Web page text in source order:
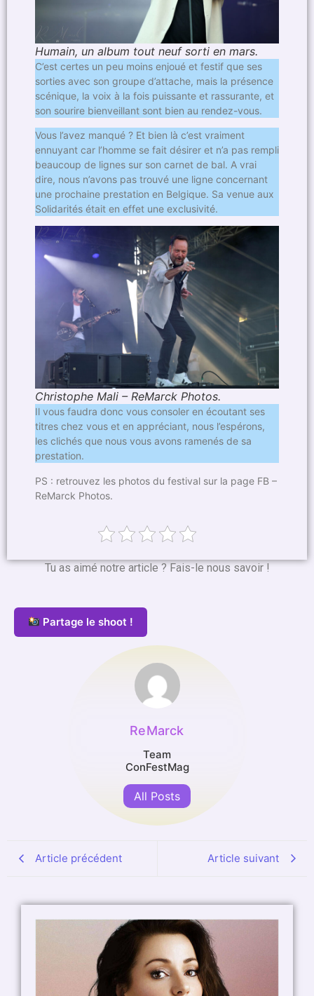
Humain, un album tout neuf sorti en mars.
C’est certes un peu moins enjoué et festif que ses
sorties avec son groupe d’attache, mais la présence
scénique, la voix à la fois puissante et rassurante, et
son sourire bienveillant sont bien au rendez-vous.
Vous l’avez manqué ? Et bien là c’est vraiment
ennuyant car l’homme se fait désirer et n’a pas rempli
beaucoup de lignes sur son carnet de bal. A vrai
dire, nous n’avons pas trouvé une ligne concernant
une prochaine prestation en Belgique. Sa venue aux
Solidarités était en effet une exclusivité.
Christophe Mali – ReMarck Photos.
Il vous faudra donc vous consoler en écoutant ses
titres chez vous et en appréciant, nous l’espérons,
les clichés que nous vous avons ramenés de sa
prestation.
PS : retrouvez les photos du festival sur la page FB –
ReMarck Photos.
Tu as aimé notre article ? Fais-le nous savoir !
Partage le shoot !
ReMarck
Team
ConFestMag
All Posts
Article précédent Article suivant